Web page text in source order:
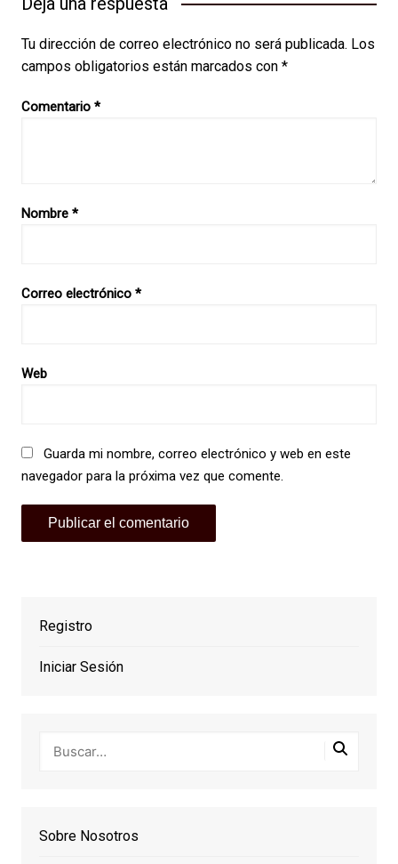
Tu dirección de correo electrónico no será publicada. Los
campos obligatorios están marcados con *
Comentario *
Nombre *
Correo electrónico *
Web
Guarda mi nombre, correo electrónico y web en este
navegador para la próxima vez que comente.
Registro
Iniciar Sesión
Sobre Nosotros